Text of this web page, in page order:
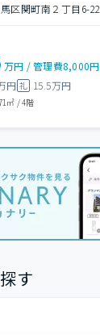
区関町南２丁目6-22
万円 /管理費8,000円
円 礼 15.5万円
㎡ /4階
す